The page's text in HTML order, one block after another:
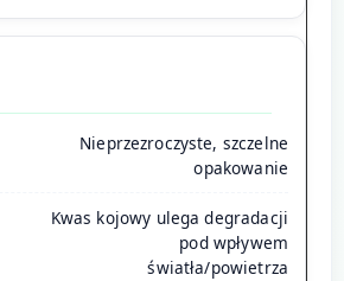
Nieprzezroczyste, szczelne
opakowanie
Kwas kojowy ulega degradacji
pod wpływem
światła/powietrza